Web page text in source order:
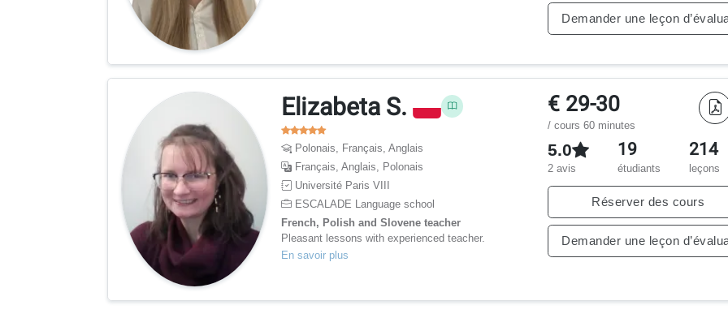
Demander une leçon
Elizabeta S.
Polonais, Français, Anglais
Français, Anglais, Polonais
Université Paris VIII
ESCALADE Language school
French, Polish and Slovene teacher
Pleasant lessons with experienced teacher.
En savoir plus
€ 29-30
/ cours 60 minutes
5.0
2 avis
19
étudiants
214
leçons
Réserver des cours
Demander une leçon